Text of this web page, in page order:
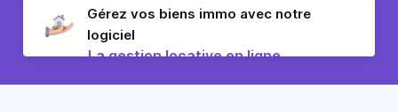
Gérez vos biens immo avec notre
logiciel
La gestion locative en ligne